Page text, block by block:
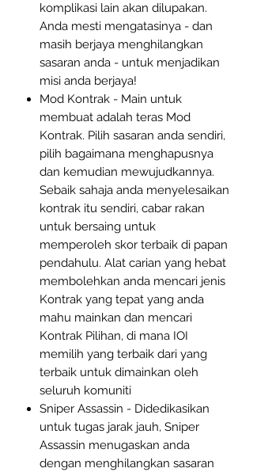
komplikasi lain akan dilupakan.
Anda mesti mengatasinya - dan
masih berjaya menghilangkan
sasaran anda - untuk menjadikan
misi anda berjaya!
Mod Kontrak - Main untuk
membuat adalah teras Mod
Kontrak. Pilih sasaran anda sendiri,
pilih bagaimana menghapusnya
dan kemudian mewujudkannya.
Sebaik sahaja anda menyelesaikan
kontrak itu sendiri, cabar rakan
untuk bersaing untuk
memperoleh skor terbaik di papan
pendahulu. Alat carian yang hebat
membolehkan anda mencari jenis
Kontrak yang tepat yang anda
mahu mainkan dan mencari
Kontrak Pilihan, di mana IOI
memilih yang terbaik dari yang
terbaik untuk dimainkan oleh
seluruh komuniti
Sniper Assassin - Didedikasikan
untuk tugas jarak jauh, Sniper
Assassin menugaskan anda
dengan menghilangkan sasaran